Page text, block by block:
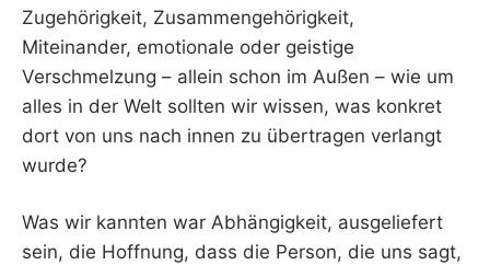
Zugehörigkeit, Zusammengehörigkeit,
Miteinander, emotionale oder geistige
Verschmelzung – allein schon im Außen – wie um
alles in der Welt sollten wir wissen, was konkret
dort von uns nach innen zu übertragen verlangt
wurde?
Was wir kannten war Abhängigkeit, ausgeliefert
sein, die Hoffnung, dass die Person, die uns sagt,